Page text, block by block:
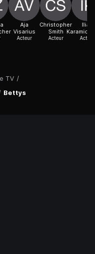
TV /
Bettys
Aja
Visarius
Acteur
Christopher
Smith
Acteur
Ilias
Acteur